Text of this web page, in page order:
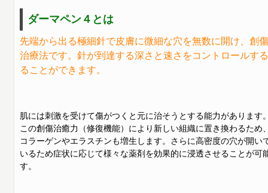
ダーマペン４とは
先端から出る極細針で皮膚に微細な穴を無数に開け、創
治療法です。針が到達する深さと速さをコントロールす
ることができます。
肌には刺激を受けて傷がつくと元に治そうとする能力があります
この創傷治癒力（修復機能）により新しい組織に置き換わるため
コラーゲンやエラスチンも増生します。さらに高密度の穴が開い
いるため症状に応じて様々な薬剤を効果的に浸透させることが可
す。